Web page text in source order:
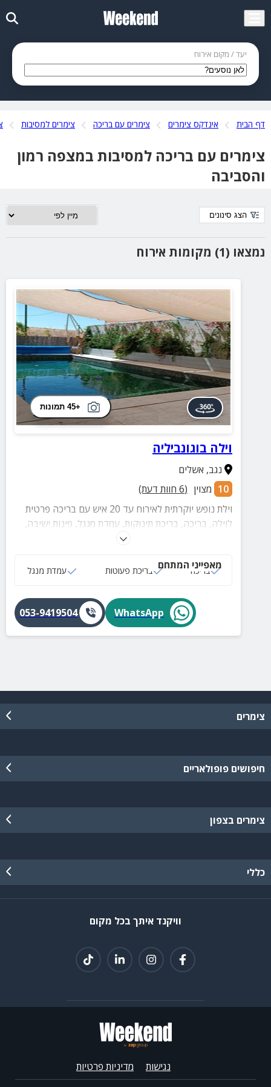
יעד / מקום אירוח
דף הבית אינדקס צימרים צימרים עם בריכה צימרים למסיבות
צימרים עם בריכה למסיבות במצפה רמון
והסביבה
נמצאו (1) מקומות אירוח
הצג סינונים
+45 תמונות
וילה בוגונביליה
נגב, אשלים
10 מצוין (
6 חוות דעת)
וילת נופש יוקרתית לאירוח עד 20 איש עם בריכה פרטית
לוילה, בריכה, בריכת תינוקות, עמדת מנגל, פינות ישיבה,
מאפייני המתחם
בריכה בריכת פעוטות עמדת מנגל
WhatsApp
053-9419504
צימרים
חיפושים פופולאריים
צימרים בצפון
כללי
וויקנד איתך בכל מקום
נגישות
מדיניות פרטיות